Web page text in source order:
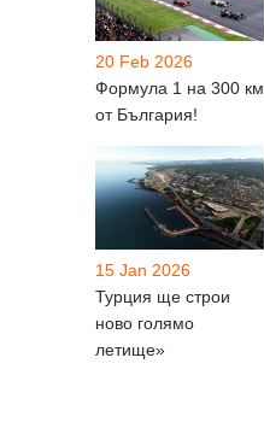
20 Feb 2026
Формула 1 на 300 км
от България!
15 Jan 2026
Турция ще строи
ново голямо
летище»